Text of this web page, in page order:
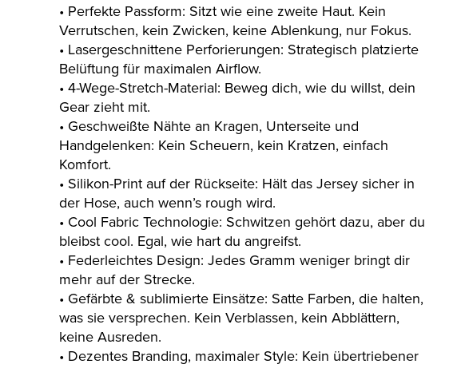
• Perfekte Passform: Sitzt wie eine zweite Haut. Kein
Verrutschen, kein Zwicken, keine Ablenkung, nur Fokus.
• Lasergeschnittene Perforierungen: Strategisch platzierte
Belüftung für maximalen Airflow.
• 4-Wege-Stretch-Material: Beweg dich, wie du willst, dein
Gear zieht mit.
• Geschweißte Nähte an Kragen, Unterseite und
Handgelenken: Kein Scheuern, kein Kratzen, einfach
Komfort.
• Silikon-Print auf der Rückseite: Hält das Jersey sicher in
der Hose, auch wenn’s rough wird.
• Cool Fabric Technologie: Schwitzen gehört dazu, aber du
bleibst cool. Egal, wie hart du angreifst.
• Federleichtes Design: Jedes Gramm weniger bringt dir
mehr auf der Strecke.
• Gefärbte & sublimierte Einsätze: Satte Farben, die halten,
was sie versprechen. Kein Verblassen, kein Abblättern,
keine Ausreden.
• Dezentes Branding, maximaler Style: Kein übertriebener